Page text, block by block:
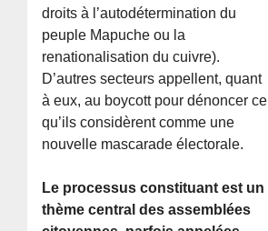
droits à l’autodétermination du
peuple Mapuche ou la
renationalisation du cuivre).
D’autres secteurs appellent, quant
à eux, au boycott pour dénoncer ce
qu’ils considèrent comme une
nouvelle mascarade électorale.
Le processus constituant est un
thème central des assemblées